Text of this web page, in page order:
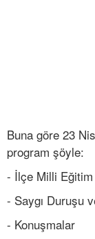
Buna göre 23
program şöyle:
- İlçe Milli
- Saygı Duruşu
- Konuşmalar